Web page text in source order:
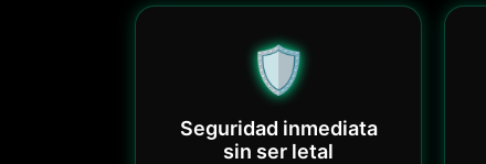
🛡️
Seguridad inmediata
sin ser letal